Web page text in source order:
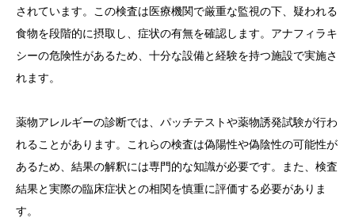
されています。この検査は医療機関で厳重な監視の下、疑われる
食物を段階的に摂取し、症状の有無を確認します。アナフィラキ
シーの危険性があるため、十分な設備と経験を持つ施設で実施さ
れます。
薬物アレルギーの診断では、パッチテストや薬物誘発試験が行わ
れることがあります。これらの検査は偽陽性や偽陰性の可能性が
あるため、結果の解釈には専門的な知識が必要です。また、検査
結果と実際の臨床症状との相関を慎重に評価する必要がありま
す。